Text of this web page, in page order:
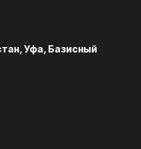
Уфа, Базисный